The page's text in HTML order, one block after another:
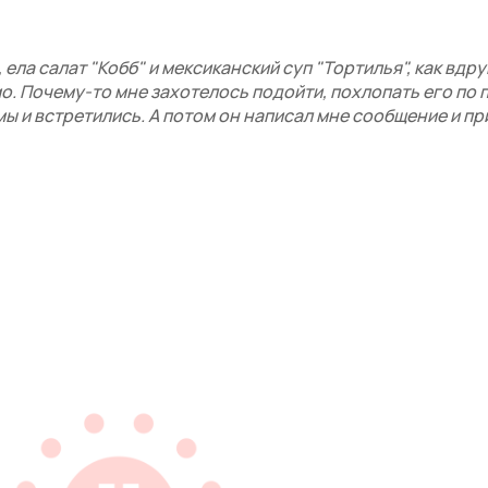
салат "Кобб" и мексиканский суп "Тортилья", как
Почему-то мне захотелось подойти, похлопать его по
и встретились. А потом он написал мне сообщение и